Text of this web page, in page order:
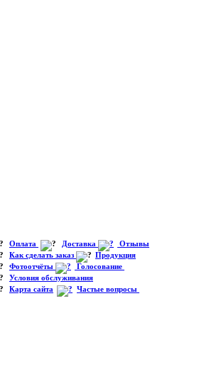
Оплата Доставка
Отзывы
Как сделать заказ
Продукция
Фотоотчёты
Голосование
Условия обслуживания
Карта сайта
Частые вопросы